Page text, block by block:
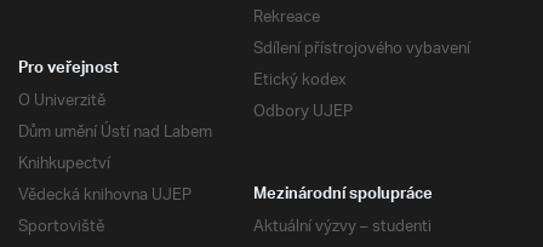
Rekreace
Sdílení přístrojového vybavení
Etický kodex
Odbory UJEP
Pro veřejnost
O Univerzitě
Dům umění Ústí nad Labem
Knihkupectví
Vědecká knihovna UJEP
Sportoviště
Mezinárodní spolupráce
Aktuální výzvy – studenti